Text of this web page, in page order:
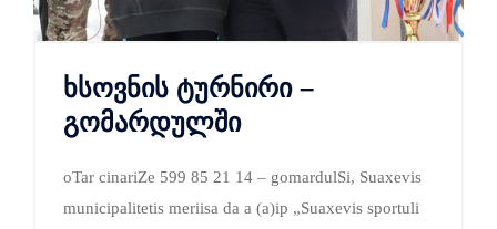
ხსოვნის ტურნირი –
გომარდულში
oTar cinariZe 599 85 21 14 – gomardulSi, Suaxevis
municipalitetis meriisa da a (a)ip „Suaxevis sportuli